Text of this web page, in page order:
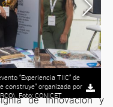
“Experiencia TIIC” de
construye” organizada por
Foto: CONICET
de innovación y